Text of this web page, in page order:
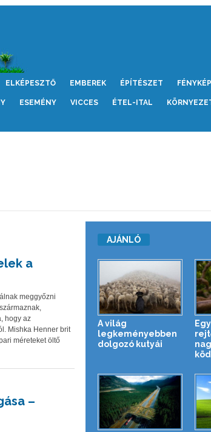
ELKÉPESZTŐ EMBEREK ÉPÍTÉSZET
ESEMÉNY VICCES ÉTEL-ITAL
a
meggyőzni
hogy az
Mishka Henner brit
méreteket öltő
–
AJÁNLÓ
A világ
legkeményebben
dolgozó kutyái